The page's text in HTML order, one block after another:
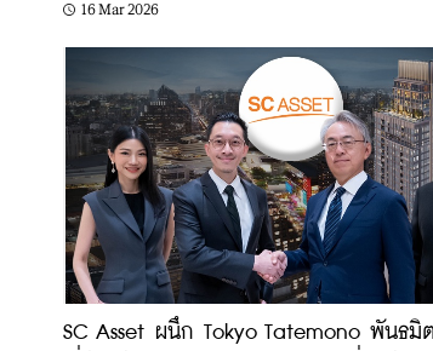
16 Mar 2026
SC Asset ผนึก Tokyo Tatemono พันธมิ